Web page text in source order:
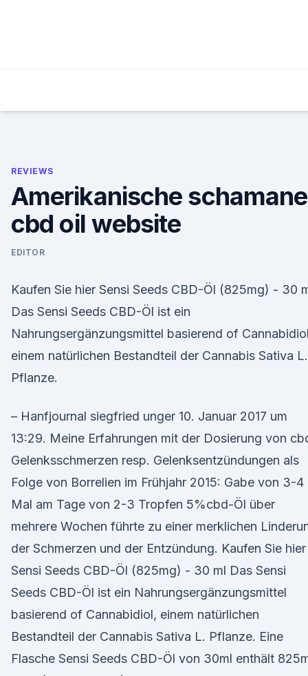
REVIEWS
Amerikanische schamane
cbd oil website
EDITOR
Kaufen Sie hier Sensi Seeds CBD-Öl (825mg) - 30
Das Sensi Seeds CBD-Öl ist ein
Nahrungsergänzungsmittel basierend of
einem natürlichen Bestandteil der Cannabis Sativa L.
Pflanze.
– Hanfjournal siegfried unger 10. Januar 2017 um
13:29. Meine Erfahrungen mit der Dosierung von
Gelenksschmerzen resp. Gelenksentzündungen als
Folge von Borrelien im Frühjahr 2015: Gabe von 3-4
Mal am Tage von 2-3 Tropfen 5%cbd-Öl über
mehrere Wochen führte zu einer merklichen
der Schmerzen und der Entzündung. Kaufen Sie hier
Sensi Seeds CBD-Öl (825mg) - 30 ml Das Sensi
Seeds CBD-Öl ist ein Nahrungsergänzungsmittel
basierend of Cannabidiol, einem natürlichen
Bestandteil der Cannabis Sativa L. Pflanze. Eine
Flasche Sensi Seeds CBD-Öl von 30ml enthält